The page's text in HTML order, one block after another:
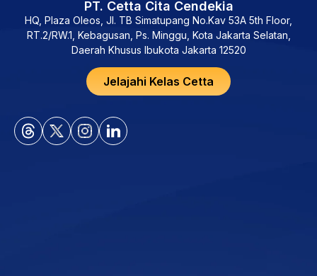
PT. Cetta Cita Cendekia
HQ, Plaza Oleos, Jl. TB Simatupang No.Kav 53A 5th Floor,
RT.2/RW.1, Kebagusan, Ps. Minggu, Kota Jakarta Selatan,
Daerah Khusus Ibukota Jakarta 12520
Jelajahi Kelas Cetta